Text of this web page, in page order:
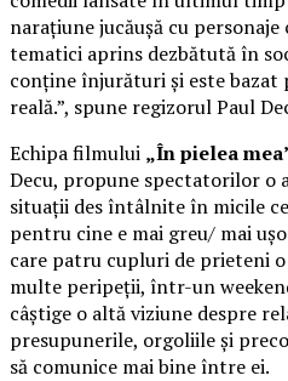
narațiune jucăușă cu
tematici aprins dezbătută în
conține înjurături și este
reală.”, spune regizorul Paul
Echipa filmului „În pielea
Decu, propune spectatorilor o
situații des întâlnite în micile
pentru cine e mai greu/ mai
care patru cupluri de prieteni
multe peripeții, într-un
câștige o altă viziune despre
presupunerile, orgoliile și
să comunice mai bine între ei.